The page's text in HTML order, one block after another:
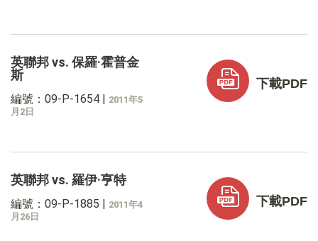
英聯邦 vs. 保羅·霍普金
斯
編號：09-P-1654 | 2011年5
月2日
下載PDF
英聯邦 vs. 羅伊·亨特
編號：09-P-1885 | 2011年4
月26日
下載PDF